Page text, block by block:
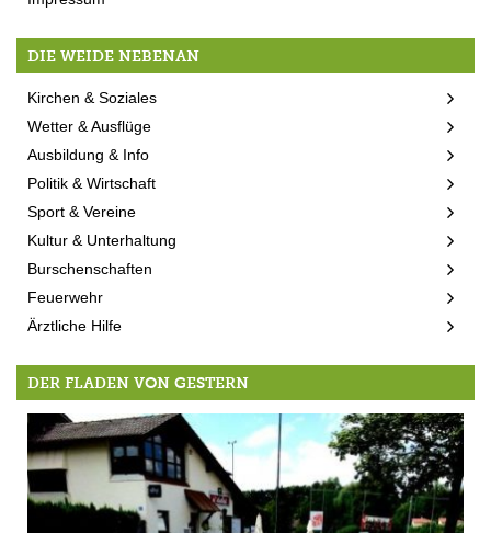
DIE WEIDE NEBENAN
Kirchen & Soziales
Wetter & Ausflüge
Ausbildung & Info
Politik & Wirtschaft
Sport & Vereine
Kultur & Unterhaltung
Burschenschaften
Feuerwehr
Ärztliche Hilfe
DER FLADEN VON GESTERN